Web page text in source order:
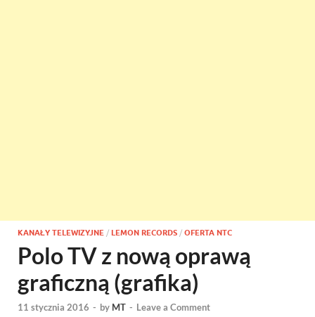
KANAŁY TELEWIZYJNE / LEMON RECORDS / OFERTA NTC
Polo TV z nową oprawą
graficzną (grafika)
11 stycznia 2016 - by MT - Leave a Comment